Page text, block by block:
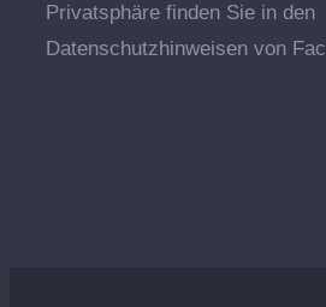
Privatsphäre finden Sie in den
Datenschutzhinweisen von